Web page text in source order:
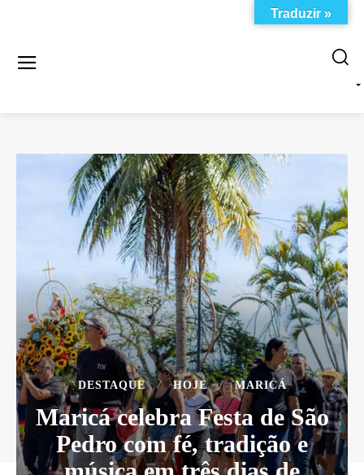
DESTAQUE HOJE MARICÁ
Maricá celebra Festa de São
Pedro com fé, tradição e
Traduzir »